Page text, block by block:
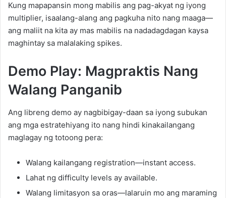
Kung mapapansin mong mabilis ang pag-akyat ng iyong
multiplier, isaalang-alang ang pagkuha nito nang maaga—
ang maliit na kita ay mas mabilis na nadadagdagan kaysa
maghintay sa malalaking spikes.
Demo Play: Magpraktis Nang
Walang Panganib
Ang libreng demo ay nagbibigay-daan sa iyong subukan
ang mga estratehiyang ito nang hindi kinakailangang
maglagay ng totoong pera:
Walang kailangang registration—instant access.
Lahat ng difficulty levels ay available.
Walang limitasyon sa oras—lalaruin mo ang maraming